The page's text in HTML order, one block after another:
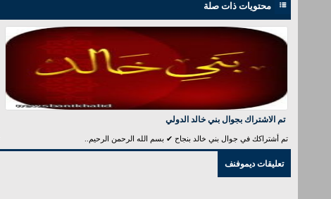
محتويات ذات صلة
تم الاشتراك بجوال بني خالد الدولي
تم أشتراكك في جوال بني خالد بنجاح ✔ بسم الله الرحمن الرحيم..
تعليقات ديموفنف